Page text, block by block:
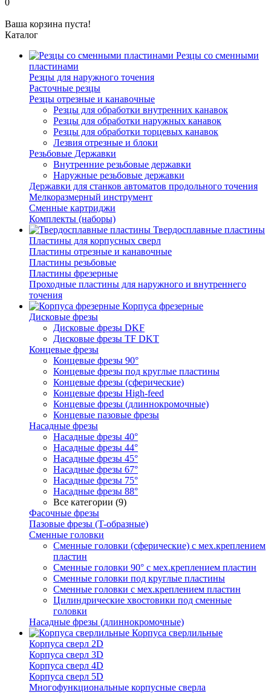
0
Ваша корзина пуста!
Каталог
Резцы со сменными
пластинами
Резцы для наружного точения
Расточные резцы
Резцы отрезные и канавочные
Резцы для обработки внутренних канавок
Резцы для обработки наружных канавок
Резцы для обработки торцевых канавок
Лезвия отрезные и блоки
Резьбовые Державки
Внутренние резьбовые державки
Наружные резьбовые державки
Державки для станков автоматов продольного точения
Мелкоразмерный инструмент
Сменные картриджи
Комплекты (наборы)
Твердосплавные пластины
Пластины для корпусных сверл
Пластины отрезные и канавочные
Пластины резьбовые
Пластины фрезерные
Проходные пластины для наружного и внутреннего
точения
Корпуса фрезерные
Дисковые фрезы
Дисковые фрезы DKF
Дисковые фрезы TF DKT
Концевые фрезы
Концевые фрезы 90°
Концевые фрезы под круглые пластины
Концевые фрезы (сферические)
Концевые фрезы High-feed
Концевые фрезы (длиннокромочные)
Концевые пазовые фрезы
Насадные фрезы
Насадные фрезы 40°
Насадные фрезы 44°
Насадные фрезы 45°
Насадные фрезы 67°
Насадные фрезы 75°
Насадные фрезы 88°
Все категории (9)
Фасочные фрезы
Пазовые фрезы (T-образные)
Сменные головки
Сменные головки (сферические) с мех.креплением
пластин
Сменные головки 90° с мех.креплением пластин
Сменные головки под круглые пластины
Сменные головки с мех.креплением пластин
Цилиндрические хвостовики под сменные
головки
Насадные фрезы (длиннокромочные)
Корпуса сверлильные
Корпуса сверл 2D
Корпуса сверл 3D
Корпуса сверл 4D
Корпуса сверл 5D
Многофункциональные корпусные сверла